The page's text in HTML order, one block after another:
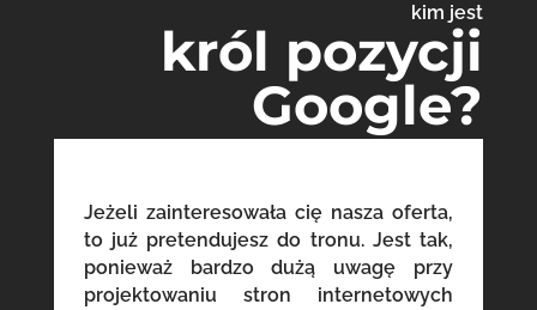
kim jest
król pozycji
Google?
Jeżeli zainteresowała cię nasza oferta,
to już pretendujesz do tronu. Jest tak,
ponieważ bardzo dużą uwagę przy
projektowaniu stron internetowych